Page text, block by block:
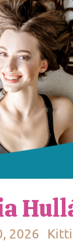
2026 Kitti